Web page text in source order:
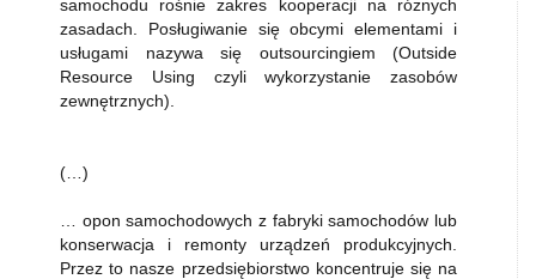
samochodu rośnie zakres kooperacji na różnych
zasadach. Posługiwanie się obcymi elementami i
usługami nazywa się outsourcingiem (Outside
Resource Using czyli wykorzystanie zasobów
zewnętrznych).
(…)
… opon samochodowych z fabryki samochodów lub
konserwacja i remonty urządzeń produkcyjnych.
Przez to nasze przedsiębiorstwo koncentruje się na